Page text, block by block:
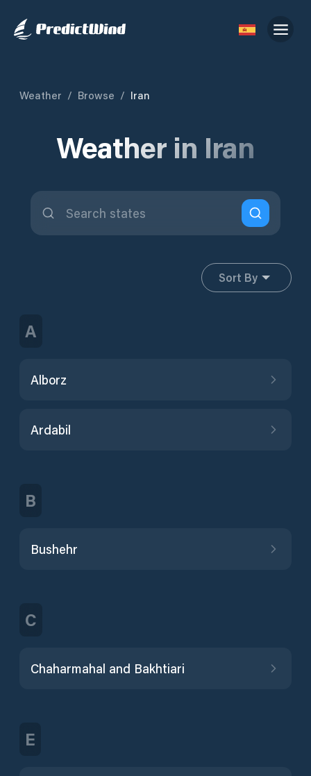
Weather / Browse / Iran
Weather in Iran
Sort By
A
Alborz
Ardabil
B
Bushehr
C
Chaharmahal and Bakhtiari
E